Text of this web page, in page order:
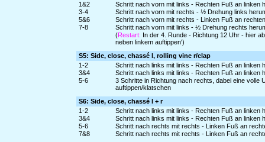
1&2
Schritt nach vorn mit links - Rechten Fuß an linken
3-4
Schritt nach vorn mit rechts - ½ Drehung links
5&6
Schritt nach vorn mit rechts - Linken Fuß an
7-8
Schritt nach vorn mit links - ½ Drehung rechts
(Restart: In der 4. Runde - Richtung 12 Uhr - hier
neben linkem auftippen')
S5: Side, close, chassé l, rolling vine r/clap
1-2
Schritt nach links mit links - Rechten Fuß an linken
3&4
Schritt nach links mit links - Rechten Fuß an linken
5-6
3 Schritte in Richtung nach rechts, dabei eine
auftippen/klatschen
S6: Side, close, chassé l + r
1-2
Schritt nach links mit links - Rechten Fuß an linken
3&4
Schritt nach links mit links - Rechten Fuß an linken
5-6
Schritt nach rechts mit rechts - Linken Fuß an
7&8
Schritt nach rechts mit rechts - Linken Fuß an